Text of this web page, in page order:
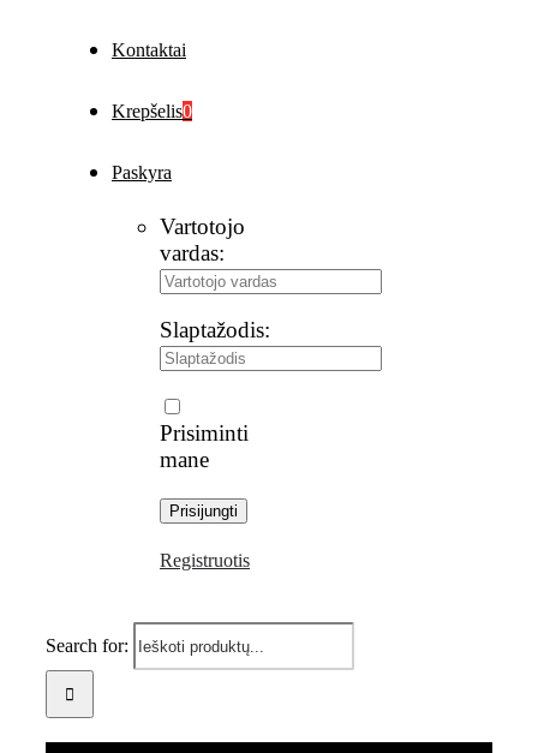
Kontaktai
Krepšelis0
Paskyra
Vartotojo
vardas:
Slaptažodis:
Prisiminti
mane
Registruotis
Search for: